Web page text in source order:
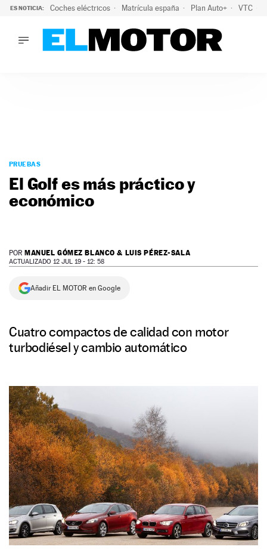
ES NOTICIA: Coches eléctricos Matrícula españa Plan Auto+ VTC
PODCAST
MOTOS
TECNOLOGÍA
SERVICIOS
NEWSLETTER
PRUEBAS
El Golf es más práctico y
económico
POR MANUEL GÓMEZ BLANCO & LUIS PÉREZ-SALA
ACTUALIZADO 12 JUL 19 - 12: 58
Añadir EL MOTOR en Google
Cuatro compactos de calidad con motor
turbodiésel y cambio automático